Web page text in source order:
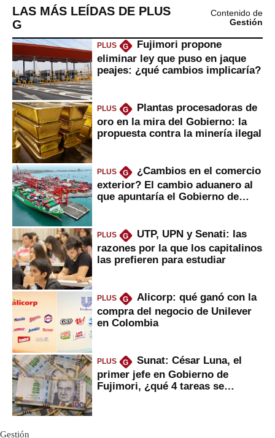
LAS MÁS LEÍDAS DE PLUS
G
Contenido de
Gestión
PLUS G
Fujimori propone
eliminar ley que puso en jaque
peajes: ¿qué cambios implicaría?
PLUS G
Plantas procesadoras de
oro en la mira del Gobierno: la
propuesta contra la minería ilegal
PLUS G
¿Cambios en el comercio
exterior? El cambio aduanero al
que apuntaría el Gobierno de
PLUS G
UTP, UPN y Senati: las
razones por la que los capitalinos
las prefieren para estudiar
PLUS G
Alicorp: qué ganó con la
compra del negocio de Unilever
en Colombia
PLUS G
Sunat: César Luna, el
primer jefe en Gobierno de
Fujimori, ¿qué 4 tareas se
Gestión